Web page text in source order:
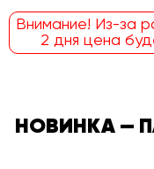
Внимание! Из-за
2 дня цена
НОВИНКА —